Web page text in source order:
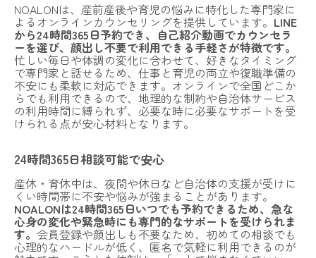
NOALONは、産前産後や育児の悩みに特化した専門家に
よるオンラインカウンセリングを提供しています。 LINE
から24時間365日予約でき、自己紹介動画でカウンセラ
ーを選び、顔出し不要で利用できる手軽さが特徴です。
忙しい毎日や体調の変化に合わせて、好きなタイミング
で専門家と話せるため、仕事と育児の両立や復職準備の
不安にも柔軟に対応できます。オンラインで全国どこか
らでも利用できるので、地理的な制約や自治体サービス
の利用時間に縛られず、必要な時に必要なサポートを受
けられる点が安心材料となります。
24時間365日相談可能で安心
産休・育休中は、夜間や休日など自治体の支援が受けに
くい時間帯に不安や悩みが強まることがあります。
NOALONは24時間365日いつでも予約できるため、急な
心身の変化や緊急時にも専門的なサポートを受けられま
す。 会員登録や顔出しも不要なため、初めての相談でも
心理的なハードルが低く、匿名で気軽に利用できるのが